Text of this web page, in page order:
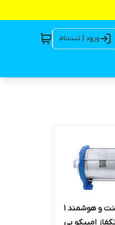
ورود | ثبت‌نام
پمپ خانگی سوپر سایلنت و هوشمند 1
اسب 3 پروانه استیل تکفاز امپیکو بی